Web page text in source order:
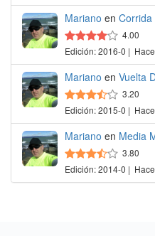
Mariano en Corrida
4.00
Edición: 2016-0 |
Mariano en Vuelta
3.20
Edición: 2015-0 |
Mariano en Media
3.80
Edición: 2014-0 |